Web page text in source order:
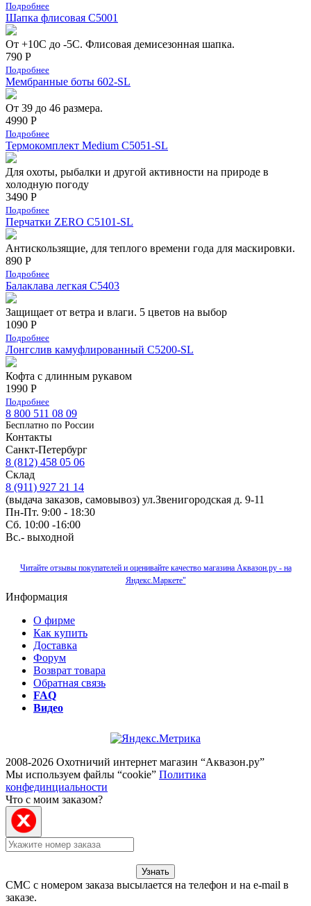
Подробнее
Шапка флисовая С5001
От +10С до -5С. Флисовая демисезонная шапка.
790 Р
Подробнее
Мембранные боты 602-SL
От 39 до 46 размера.
4990 Р
Подробнее
Термокомплект Medium С5051-SL
Для охоты, рыбалки и другой активности на природе в
холодную погоду
3490 Р
Подробнее
Перчатки ZERO C5101-SL
Антискользящие, для теплого времени года для маскировки.
890 Р
Подробнее
Балаклава легкая С5403
Защищает от ветра и влаги. 5 цветов на выбор
1090 Р
Подробнее
Лонгслив камуфлированный C5200-SL
Кофта с длинным рукавом
1990 Р
Подробнее
8 800 511 08 09
Бесплатно по Роcсии
Контакты
Санкт-Петербург
8 (812) 458 05 06
Склад
8 (911) 927 21 14
(выдача заказов, самовывоз) ул.Звенигородская д. 9-11
Пн-Пт. 9:00 - 18:30
Сб. 10:00 -16:00
Вс.- выходной
Читайте отзывы покупателей и оценивайте качество магазина Аквазон.ру - на
Яндекс.Маркете"
Информация
О фирме
Как купить
Доставка
Форум
Возврат товара
Обратная связь
FAQ
Видео
2008-2026 Охотничий интернет магазин “Аквазон.ру”
Мы используем файлы “cookie” Политика
конфединциальности
Что с моим заказом?
Узнать
СМС с номером заказа высылается на телефон и на e-mail в
заказе.